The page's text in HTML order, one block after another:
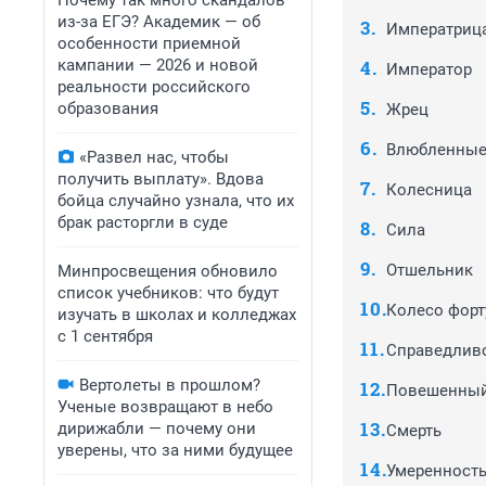
из-за ЕГЭ? Академик — об
особенности приемной
кампании — 2026 и новой
реальности российского
образования
«Развел нас, чтобы
получить выплату». Вдова
бойца случайно узнала, что их
брак расторгли в суде
Минпросвещения обновило
список учебников: что будут
изучать в школах и колледжах
с 1 сентября
Вертолеты в прошлом?
Ученые возвращают в небо
дирижабли — почему они
уверены, что за ними будущее
Император
Жрец
Влюбленные
Колесница
Сила
Отшельник
Колесо
Смерть
Умеренность